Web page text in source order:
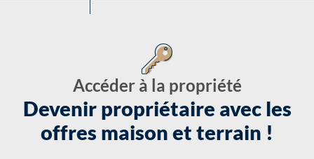
Accéder à la propriété
Devenir propriétaire avec les
offres maison et terrain !